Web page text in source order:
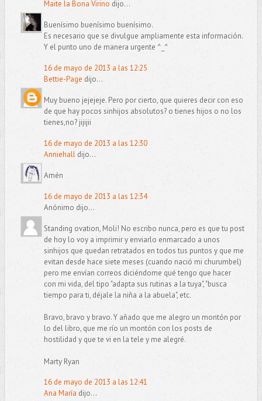
Maite la Bona Virino dijo...
Buenísimo buenísimo buenísimo.
Es necesario que se divulgue ampliamente esta información.
Y el punto uno de manera urgente ^_^
16 de mayo de 2013 a las 12:25
Bettie-Page dijo...
Muy bueno jejejeje. Pero por cierto, que quieres decir con eso
de que hay pocos sinhijos absolutos? o tienes hijos o no los
tienes,no? jijijii
16 de mayo de 2013 a las 12:30
Anniehalldijo...
Amén
16 de mayo de 2013 a las 12:34
Anónimo dijo...
Standing ovation, Moli! No escribo nunca, pero es que tu post
de hoy lo voy a imprimir y enviarlo enmarcado a unos
sinhijos que quedan retratados en todos tus puntos y que me
evitan desde hace siete meses (cuando nació mi churumbel)
pero me envían correos diciéndome qué tengo que hacer
con mi vida, del tipo "adapta sus rutinas a la tuya", "busca
tiempo para ti, déjale la niña a la abuela", etc.
Bravo, bravo y bravo. Y añado que me alegro un montón por
lo del libro, que me río un montón con los posts de
hostilidad y que te vi en la tele y me alegré.
Marty Ryan
16 de mayo de 2013 a las 12:41
Ana María dijo...